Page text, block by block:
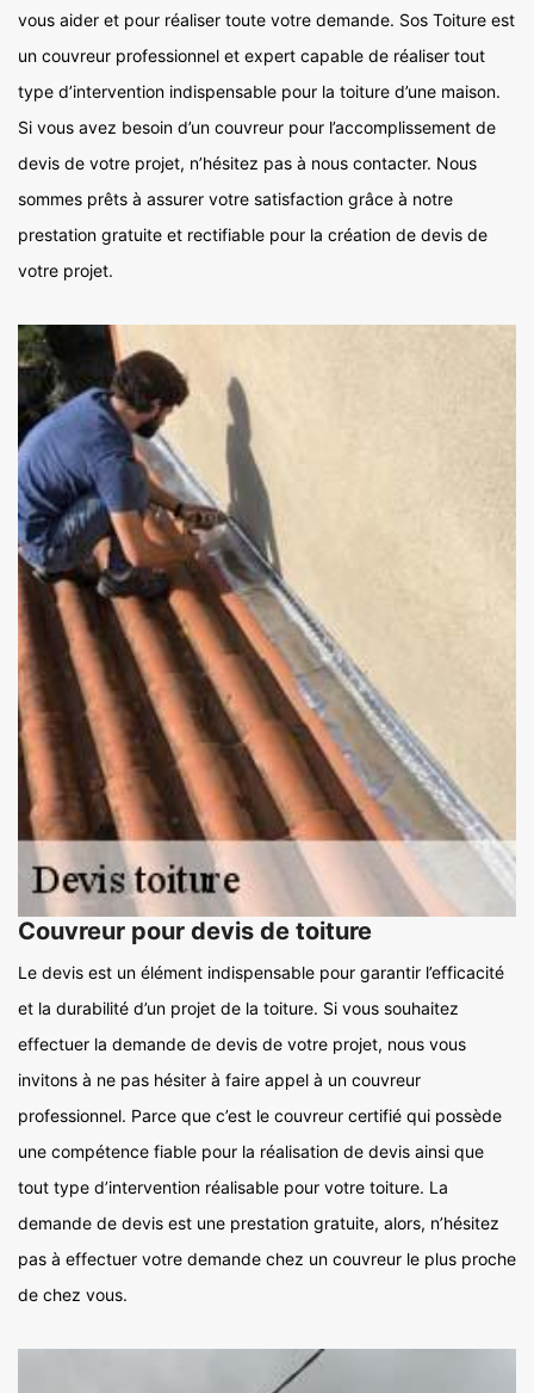
vous aider et pour réaliser toute votre demande. Sos Toiture est
un couvreur professionnel et expert capable de réaliser tout
type d’intervention indispensable pour la toiture d’une maison.
Si vous avez besoin d’un couvreur pour l’accomplissement de
devis de votre projet, n’hésitez pas à nous contacter. Nous
sommes prêts à assurer votre satisfaction grâce à notre
prestation gratuite et rectifiable pour la création de devis de
votre projet.
Couvreur pour devis de toiture
Le devis est un élément indispensable pour garantir l’efficacité
et la durabilité d’un projet de la toiture. Si vous souhaitez
effectuer la demande de devis de votre projet, nous vous
invitons à ne pas hésiter à faire appel à un couvreur
professionnel. Parce que c’est le couvreur certifié qui possède
une compétence fiable pour la réalisation de devis ainsi que
tout type d’intervention réalisable pour votre toiture. La
demande de devis est une prestation gratuite, alors, n’hésitez
pas à effectuer votre demande chez un couvreur le plus proche
de chez vous.